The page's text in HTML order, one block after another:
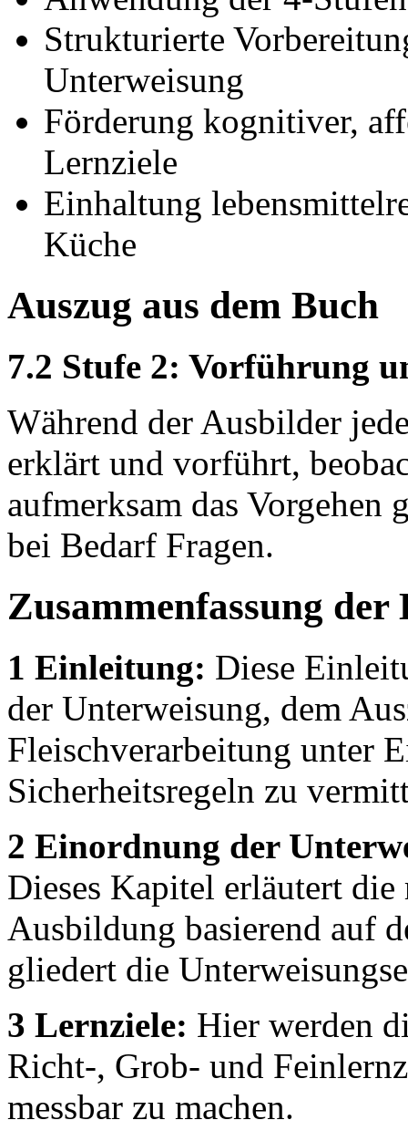
Strukturierte
Unterweisung
Förderung kognitiver,
Lernziele
Einhaltung
Küche
Auszug aus dem Buch
7.2 Stufe 2: Vorführung
Während der Ausbilder
erklärt und vorführt,
aufmerksam das Vorgehen
bei Bedarf Fragen.
Zusammenfassung der
1 Einleitung: Diese
der Unterweisung, dem
Fleischverarbeitung unter
Sicherheitsregeln zu
2 Einordnung der
Dieses Kapitel erläutert
Ausbildung basierend auf
gliedert die
3 Lernziele: Hier werden
Richt-, Grob- und
messbar zu machen.